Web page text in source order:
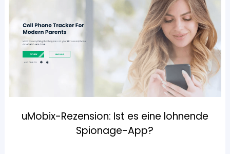
uMobix-Rezension: Ist es eine lohnende
Spionage-App?